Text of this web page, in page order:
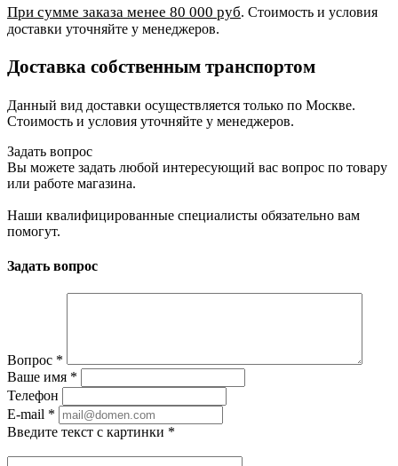
При сумме заказа менее 80 000 руб. Стоимость и условия
доставки уточняйте у менеджеров.
Доставка собственным транспортом
Данный вид доставки осуществляется только по Москве.
Стоимость и условия уточняйте у менеджеров.
Задать вопрос
Вы можете задать любой интересующий вас вопрос по товару
или работе магазина.
Наши квалифицированные специалисты обязательно вам
помогут.
Задать вопрос
Вопрос *
Ваше имя *
Телефон
E-mail *
Введите текст с картинки *